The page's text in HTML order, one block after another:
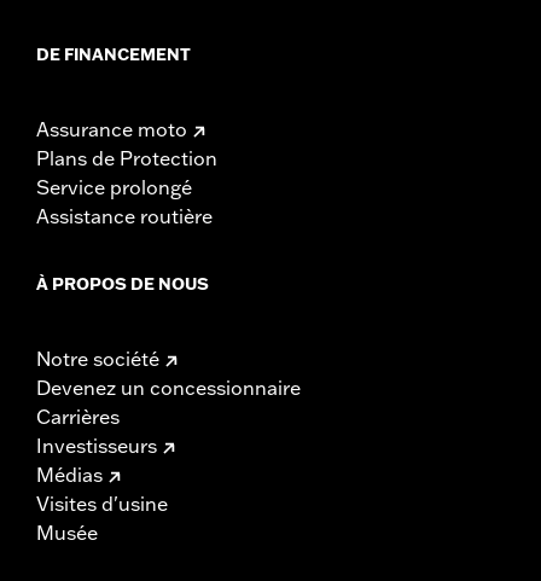
DE FINANCEMENT
Assurance moto
Plans de Protection
Service prolongé
Assistance routière
À PROPOS DE NOUS
Notre société
Devenez un concessionnaire
Carrières
Investisseurs
Médias
Visites d'usine
Musée